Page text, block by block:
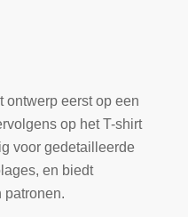
ontwerp eerst op een
op het T-shirt
voor gedetailleerde
en biedt
patronen.